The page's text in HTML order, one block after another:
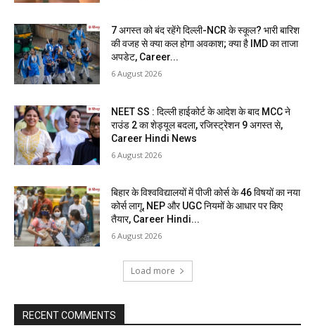
7 अगस्त को बंद रहेंगे दिल्ली-NCR के स्कूल? भारी बारिश
की वजह से क्या कल होगा अवकाश; क्या है IMD का ताजा
अपडेट, Career...
6 August 2026
NEET SS : दिल्ली हाईकोर्ट के आदेश के बाद MCC ने
राउंड 2 का शेड्यूल बदला, रजिस्ट्रेशन 9 अगस्त से,
Career Hindi News
6 August 2026
बिहार के विश्वविद्यालयों में पीजी कोर्स के 46 विषयों का नया
कोर्स लागू, NEP और UGC नियमों के आधार पर किए
तैयार, Career Hindi...
6 August 2026
Load more
RECENT COMMENTS